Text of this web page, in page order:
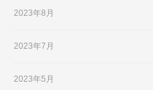
2023年8月
2023年7月
2023年5月